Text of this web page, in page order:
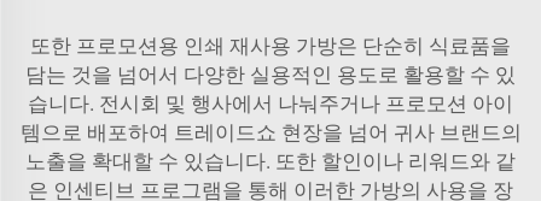
또한 프로모션용 인쇄 재사용 가방은 단순히 식료품을
담는 것을 넘어서 다양한 실용적인 용도로 활용할 수 있
습니다. 전시회 및 행사에서 나눠주거나 프로모션 아이
템으로 배포하여 트레이드쇼 현장을 넘어 귀사 브랜드의
노출을 확대할 수 있습니다. 또한 할인이나 리워드와 같
은 인센티브 프로그램을 통해 이러한 가방의 사용을 장